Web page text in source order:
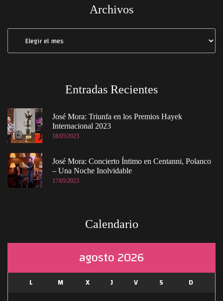
Archivos
Entradas Recientes
José Mora: Triunfa en los Premios Hayek
Internacional 2023
18/05/2023
José Mora: Concierto Íntimo en Centanni, Polanco
– Una Noche Inolvidable
17/05/2023
Calendario
agosto 2026
L M X J V S D